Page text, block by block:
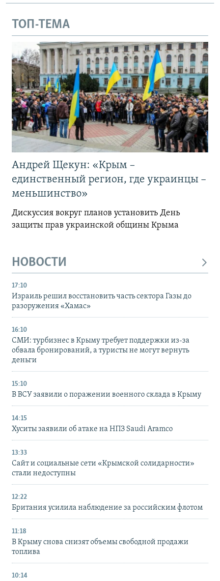
ТОП-ТЕМА
Андрей Щекун: «Крым –
единственный регион, где украинцы –
меньшинство»
Дискуссия вокруг планов установить День
защиты прав украинской общины Крыма
НОВОСТИ
17:10
Израиль решил восстановить часть сектора Газы до
разоружения «Хамас»
16:10
СМИ: турбизнес в Крыму требует поддержки из-за
обвала бронирований, а туристы не могут вернуть
деньги
15:10
В ВСУ заявили о поражении военного склада в Крыму
14:15
Хуситы заявили об атаке на НПЗ Saudi Aramco
13:33
Сайт и социальные сети «Крымской солидарности»
стали недоступны
12:22
Британия усилила наблюдение за российским флотом
11:18
В Крыму снова снизят объемы свободной продажи
топлива
10:14